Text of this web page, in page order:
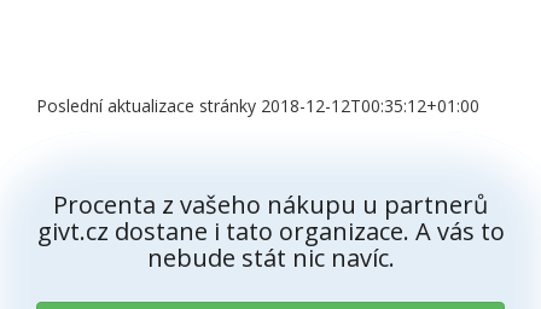
Poslední aktualizace stránky 2018-12-12T00:35:12+01:00
Procenta z vašeho nákupu u partnerů
givt.cz dostane i tato organizace. A vás to
nebude stát nic navíc.